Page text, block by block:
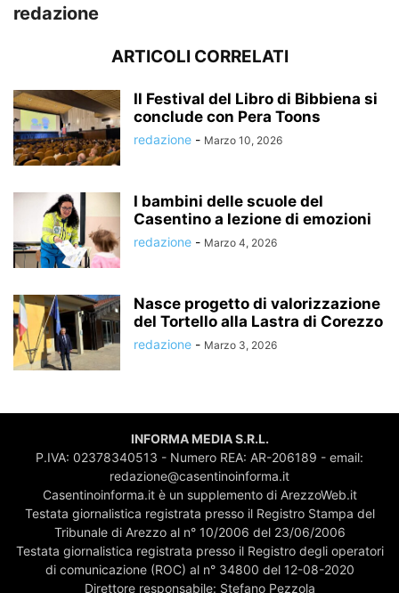
redazione
ARTICOLI CORRELATI
Il Festival del Libro di Bibbiena si
conclude con Pera Toons
redazione - Marzo 10, 2026
I bambini delle scuole del
Casentino a lezione di emozioni
redazione - Marzo 4, 2026
Nasce progetto di valorizzazione
del Tortello alla Lastra di Corezzo
redazione - Marzo 3, 2026
INFORMA MEDIA S.R.L.
P.IVA: 02378340513 - Numero REA: AR-206189 - email:
redazione@casentinoinforma.it
Casentinoinforma.it è un supplemento di ArezzoWeb.it
Testata giornalistica registrata presso il Registro Stampa del
Tribunale di Arezzo al n° 10/2006 del 23/06/2006
Testata giornalistica registrata presso il Registro degli operatori
di comunicazione (ROC) al n° 34800 del 12-08-2020
Direttore responsabile: Stefano Pezzola